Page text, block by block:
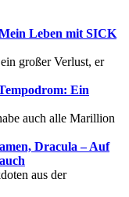
Leben mit SICK
großer Verlust, er
Ein
auch alle Marillion
Dracula – Auf
aus der